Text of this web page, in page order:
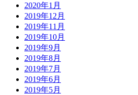
2020年1月
2019年12月
2019年11月
2019年10月
2019年9月
2019年8月
2019年7月
2019年6月
2019年5月